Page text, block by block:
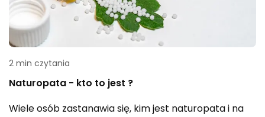
2 min czytania
Naturopata - kto to jest ?
Wiele osób zastanawia się, kim jest naturopata i na